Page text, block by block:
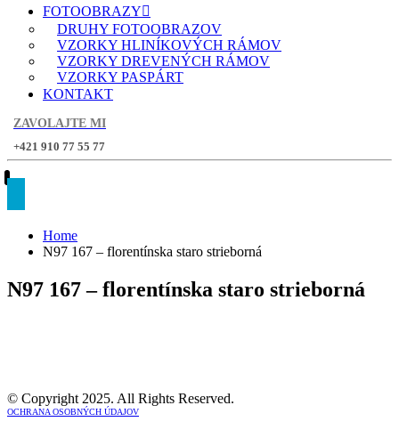
FOTOOBRAZY
DRUHY FOTOOBRAZOV
VZORKY HLINÍKOVÝCH RÁMOV
VZORKY DREVENÝCH RÁMOV
VZORKY PASPÁRT
KONTAKT
ZAVOLAJTE MI
+421 910 77 55 77
Home
N97 167 – florentínska staro strieborná
N97 167 – florentínska staro strieborná
© Copyright 2025. All Rights Reserved.
OCHRANA OSOBNÝCH ÚDAJOV